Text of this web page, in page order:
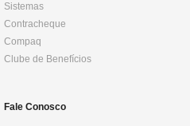
Sistemas
Contracheque
Compaq
Clube de Benefícios
Fale Conosco